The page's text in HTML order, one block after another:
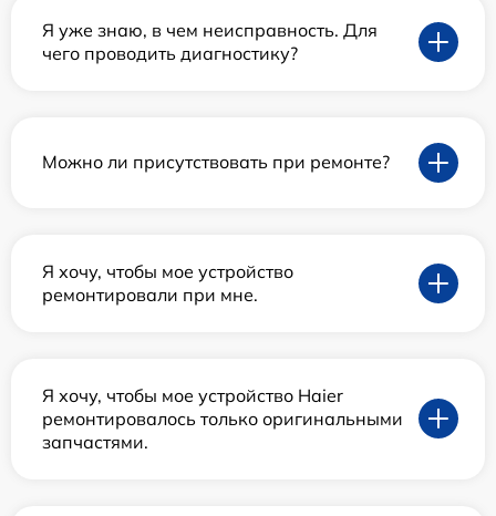
Я уже знаю, в чем неисправность. Для
чего проводить диагностику?
Можно ли присутствовать при ремонте?
Я хочу, чтобы мое устройство
ремонтировали при мне.
Я хочу, чтобы мое устройство Haier
ремонтировалось только оригинальными
запчастями.